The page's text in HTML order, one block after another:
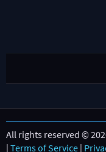
All rights reserved ©
| Terms of Service |